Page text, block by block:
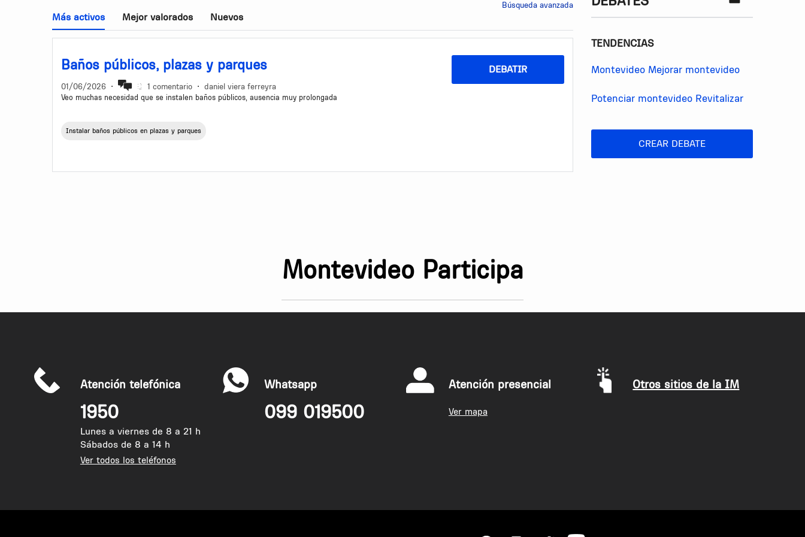
Búsqueda avanzada
Más activos Mejor valorados Nuevos
Baños públicos, plazas y parques
01/06/2026 • 1 comentario • daniel viera ferreyra
Veo muchas necesidad que se instalen baños públicos, ausencia muy prolongada
Instalar baños públicos en plazas y parques
DEBATIR
TENDENCIAS
Montevideo Mejorar montevideo
Potenciar montevideo Revitalizar
CREAR DEBATE
Montevideo Participa
Atención telefónica
1950
Lunes a viernes de 8 a 21 h
Sábados de 8 a 14 h
Ver todos los teléfonos
Whatsapp
099 019500
Atención presencial
Ver mapa
Otros sitios de la IM